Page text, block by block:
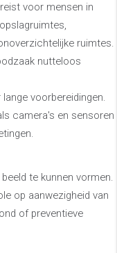
voor mensen in
ruimtes.
nutteloos
voorbereidingen.
camera's en sensoren
te kunnen vormen.
op aanwezigheid van
of preventieve